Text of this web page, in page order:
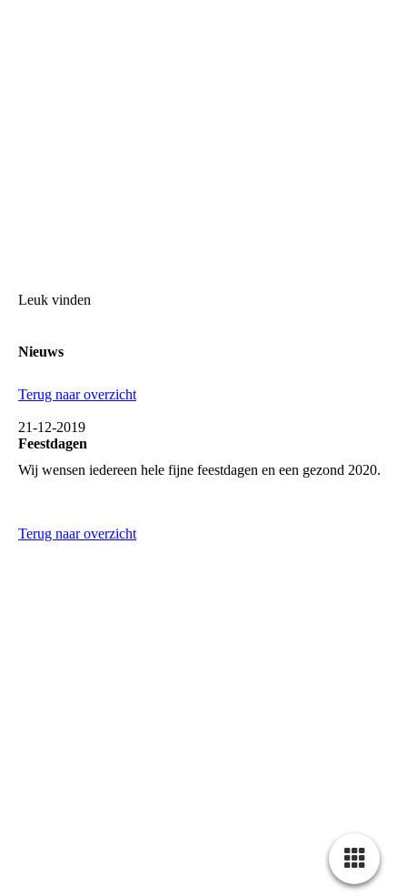
Leuk vinden
Nieuws
Terug naar overzicht
21-12-2019
Feestdagen
Wij wensen iedereen hele fijne feestdagen en een gezond 2020.
Terug naar overzicht